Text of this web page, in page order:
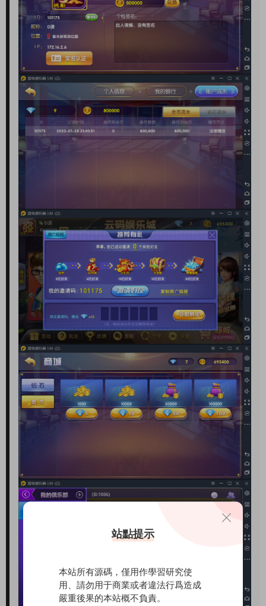
站點提示
本站所有源碼，僅用作學習研究使
用、請勿用于商業或者違法行爲造成
嚴重後果的本站概不負責。